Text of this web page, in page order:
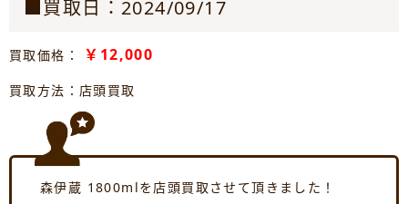
■買取日：2024/09/17
買取価格： ￥12,000
買取方法：店頭買取
森伊蔵 1800mlを店頭買取させて頂きました！